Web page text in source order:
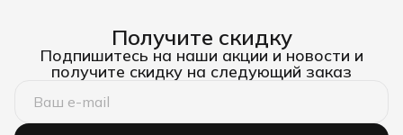
Получите скидку
Подпишитесь на наши акции и новости и
получите скидку на следующий заказ